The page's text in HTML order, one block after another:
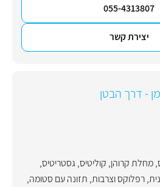
055-4313807
יצירת קשר
- דרך הבטן
,מחלת קרוהן, קוליטיס, גסטריטיס,
,רפלוקס וצרבות, תזונה עם סטומה,